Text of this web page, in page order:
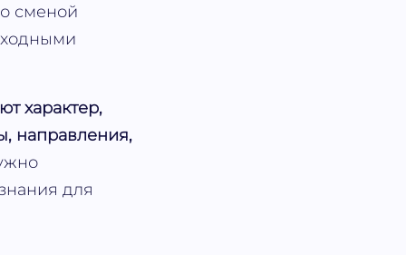
сменой
характер,
направления,
для